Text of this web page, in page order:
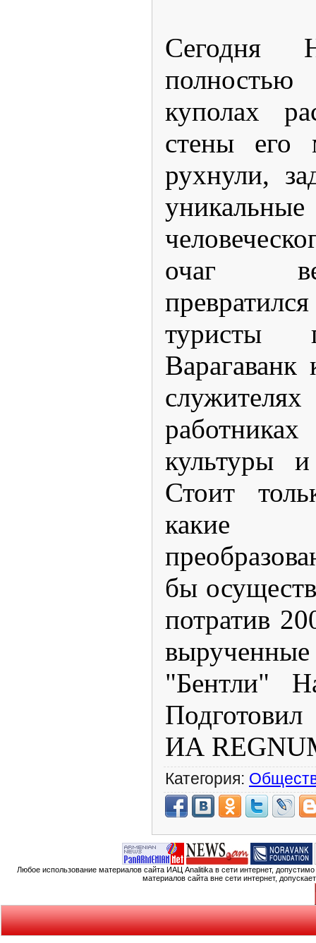
Сегодня
куполах
стены его
рухнули,
очаг
туристы
культуры
Стоит
какие
бы
потратив
"Бентли"
ИА
Категория:
Любое использование материалов сайта ИАЦ Analitika в сети интернет,
материалов сайта вне сети интернет,